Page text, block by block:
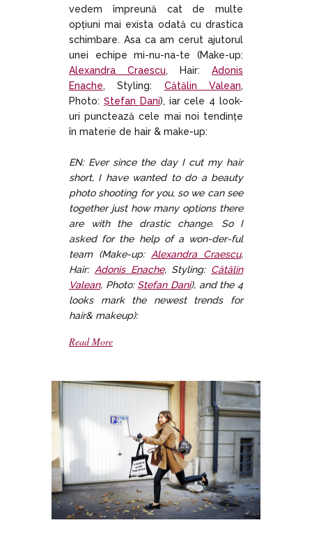
vedem împreună cat de multe
opțiuni mai exista odată cu drastica
schimbare. Asa ca am cerut ajutorul
unei echipe mi-nu-na-te (Make-up:
Alexandra Craescu, Hair: Adonis
Enache, Styling: Cătălin Valean,
Photo: Ștefan Dani), iar cele 4 look-
uri punctează cele mai noi tendințe
în materie de hair & make-up:
EN: Ever since the day I cut my hair
short, I have wanted to do a beauty
photo shooting for you, so we can see
together just how many options there
are with the drastic change. So I
asked for the help of a won-der-ful
team (Make-up: Alexandra Craescu,
Hair: Adonis Enache, Styling: Cătălin
Valean, Photo: Ștefan Dani), and the 4
looks mark the newest trends for
hair& makeup):
Read More